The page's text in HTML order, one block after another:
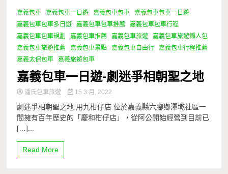
1 Minute
嘉義包車 嘉義包車一日遊 嘉義包車包車
嘉義包車包車一日遊
嘉義包車包車多日遊
嘉義包車包車推薦
嘉義包車包車行程
嘉義包車包車規劃
嘉義包車推薦 嘉義包車旅遊
嘉義包車旅遊懶人包
嘉義包車旅遊推薦
嘉義包車景點 嘉義包車自由行
嘉義包車行程推薦
嘉義太保包車
嘉義旅遊包車
嘉義包車一日遊-劇迷爭相朝聖之地
潘氏包車旅遊 15 3 月, 2022
劇迷爭相朝聖之地:用九柑仔店 位於嘉義縣六腳鄉潭墘社區一
間擁有百年歷史的「慶和柑仔店」，從阿公開始經營到目前已
[…]...
Read More